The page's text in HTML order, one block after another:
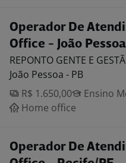
Operador De
Office - João
REPONTO GENTE E
João Pessoa - PB
R$ 1.650,00
Ensino
Home office
Operador De